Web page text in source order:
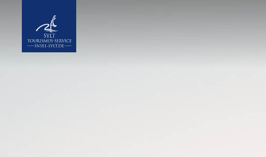
Insel Sylt